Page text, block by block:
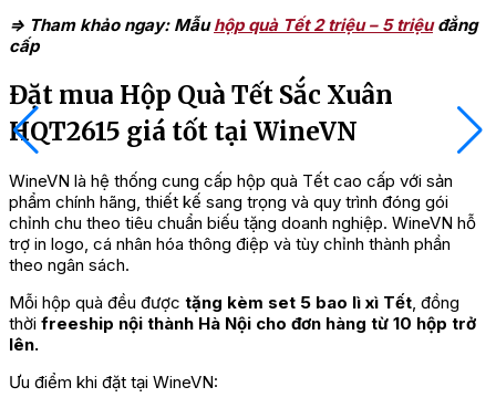
=> Tham khảo ngay: Mẫuhộp quà Tết 2 triệu – 5 triệuđẳng
cấp
Đặt mua Hộp Quà Tết Sắc Xuân
HQT2615 giá tốt tại WineVN
WineVN là hệ thống cung cấp hộp quà Tết cao cấp với sản
phẩm chính hãng, thiết kế sang trọng và quy trình đóng gói
chỉnh chu theo tiêu chuẩn biếu tặng doanh nghiệp. WineVN hỗ
trợ in logo, cá nhân hóa thông điệp và tùy chỉnh thành phần
theo ngân sách.
Mỗi hộp quà đều được tặng kèm set 5 bao lì xì Tết, đồng
thời freeship nội thành Hà Nội cho đơn hàng từ 10 hộp trở
lên.
Ưu điểm khi đặt tại WineVN: